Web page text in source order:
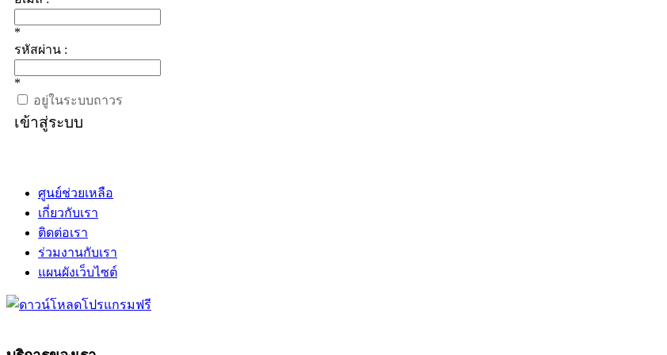
*
รหัสผ่าน :
*
อยู่ในระบบถาวร
เข้าสู่ระบบ
ศูนย์ช่วยเหลือ
เกี่ยวกับเรา
ติดต่อเรา
ร่วมงานกับเรา
แผนผังเว็บไซต์